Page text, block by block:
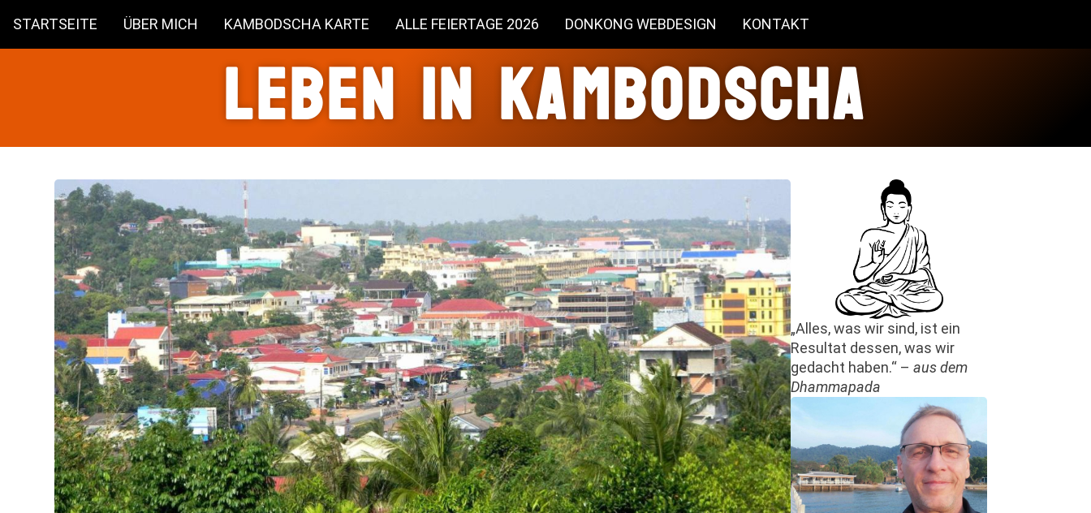
STARTSEITE ÜBER MICH KAMBODSCHA KARTE ALLE FEIERTAGE 2026 DONKONG WEBDESIGN KONTAKT
Leben in Kambodscha
„Alles, was wir sind, ist ein
Resultat dessen, was wir
gedacht haben.“ –aus dem
Dhammapada